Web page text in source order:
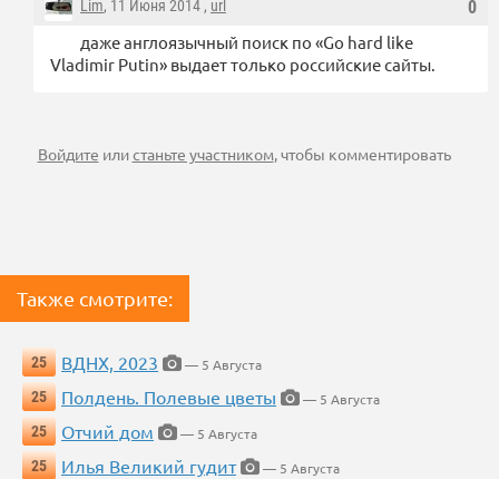
0
Lim, 11 Июня 2014 , url
даже англоязычный поиск по «Go hard like
Vladimir Putin» выдает только российские сайты.
Войдите илистаньте участником, чтобы комментировать
Также смотрите:
25 ВДНХ, 2023
— 5 Августа
25
Полдень. Полевые цветы
— 5 Августа
25
Отчий дом
— 5 Августа
25
Илья Великий гудит
— 5 Августа